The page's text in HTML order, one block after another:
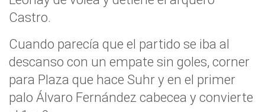
Castro.
Cuando parecía que el partido se iba al
descanso con un empate sin goles, corner
para Plaza que hace Suhr y en el primer
palo Álvaro Fernández cabecea y convierte